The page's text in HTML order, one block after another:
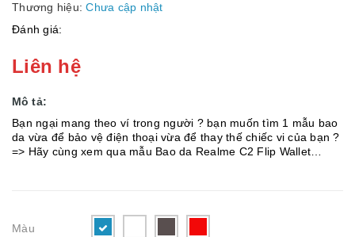
Thương hiệu: Chưa cập nhật
Đánh giá:
Liên hệ
Mô tả:
Bạn ngại mang theo ví trong người ? bạn muốn tìm 1 mẫu bao
da vừa để bảo vệ điện thoại vừa để thay thế chiếc vi của bạn ?
=> Hãy cùng xem qua mẫu Bao da Realme C2 Flip Wallet
Màu